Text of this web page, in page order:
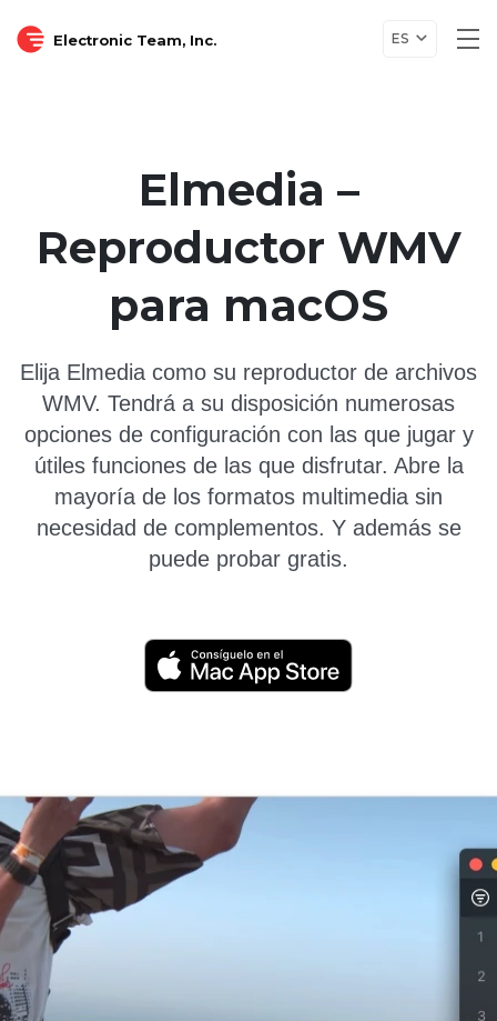
Electronic Team, Inc. ES
Elmedia –
Reproductor WMV
para macOS
Elija Elmedia como su reproductor de archivos
WMV. Tendrá a su disposición numerosas
opciones de configuración con las que jugar y
útiles funciones de las que disfrutar. Abre la
mayoría de los formatos multimedia sin
necesidad de complementos. Y además se
puede probar gratis.